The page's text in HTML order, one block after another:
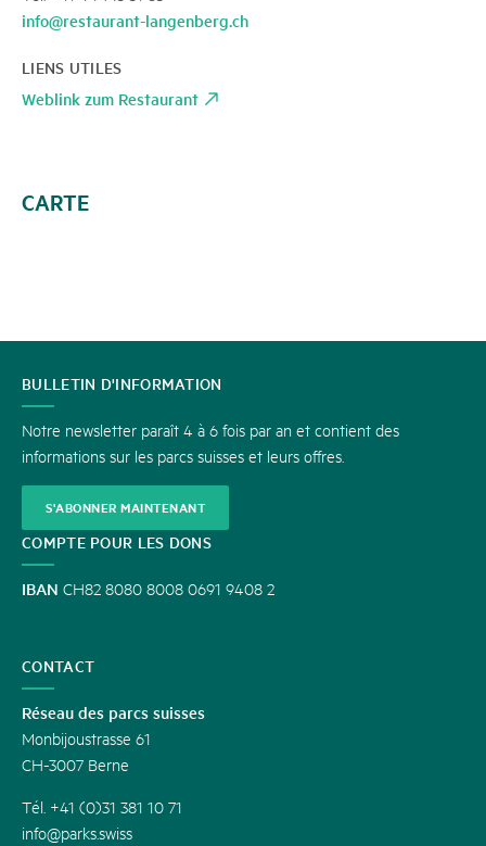
info@restaurant-langenberg.ch
LIENS UTILES
Weblink zum Restaurant
CARTE
CONTACT
BULLETIN D'INFORMATION
Notre newsletter paraît 4 à 6 fois par an et contient des
informations sur les parcs suisses et leurs offres.
S'ABONNER MAINTENANT
COMPTE POUR LES DONS
IBAN CH82 8080 8008 0691 9408 2
CONTACT
Réseau des parcs suisses
Monbijoustrasse 61
CH-3007 Berne
Tél. +41 (0)31 381 10 71
info@parks.swiss